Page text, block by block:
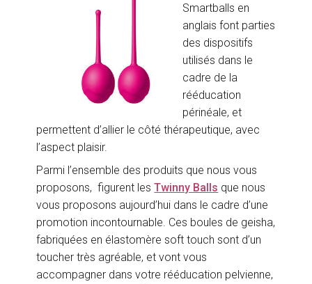
Smartballs en
anglais font parties
des dispositifs
utilisés dans le
cadre de la
rééducation
périnéale, et
permettent d’allier le côté thérapeutique, avec
l’aspect plaisir.
Parmi l’ensemble des produits que nous vous
proposons, figurent lesTwinny Balls que nous
vous proposons aujourd’hui dans le cadre d’une
promotion incontournable. Ces boules de geisha,
fabriquées en élastomère soft touch sont d’un
toucher très agréable, et vont vous
accompagner dans votre rééducation pelvienne,